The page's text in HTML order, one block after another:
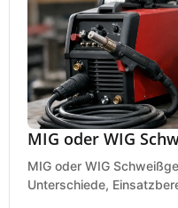
MIG oder WIG
MIG oder WIG
Unterschiede,